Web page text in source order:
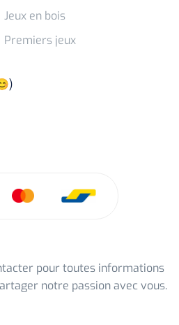
Jeux en bois
Premiers jeux
pour toutes informations
notre passion avec vous.